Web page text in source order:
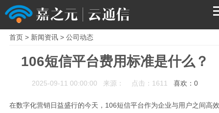
解决方案
首页> 新闻资讯> 公司动态
106短信平台费用标准是什么？
2025-09-11 00:00:00 来源： 点击：1611喜欢：0
在数字化营销日益盛行的今天， 106短信平台作为企业与用户之间高效